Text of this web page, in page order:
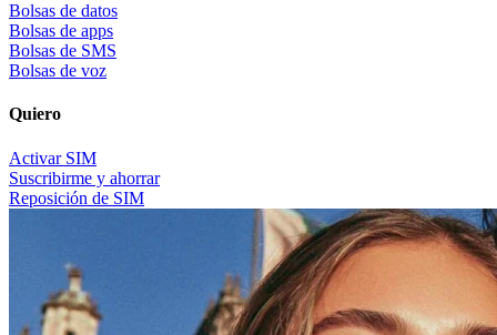
Bolsas de datos
Bolsas de apps
Bolsas de SMS
Bolsas de voz
Quiero
Activar SIM
Suscribirme y ahorrar
Reposición de SIM